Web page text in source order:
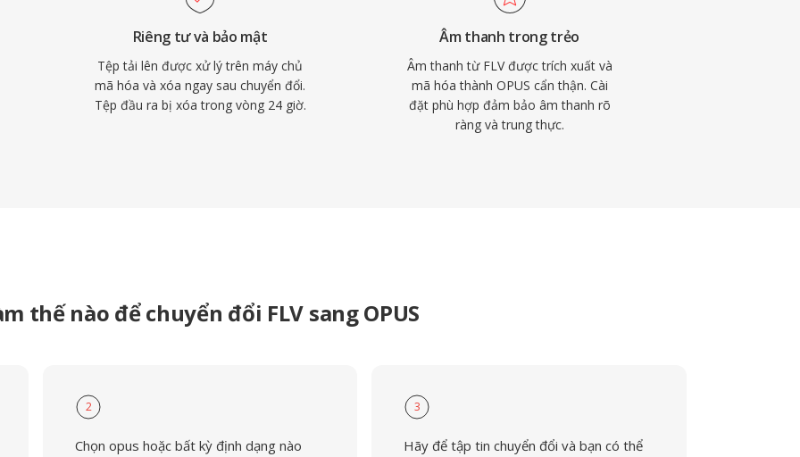
WhatsApp,
cho âm thanh thờiRiêng tư và bảo mật
Tệp tải lên được xử lý trên máy chủ
mã hóa và xóa ngay sau chuyển đổi.
Tệp đầu ra bị xóa trong vòng 24 giờ.
Âm thanh trong trẻo
Âm thanh từ FLV được trích xuất và
mã hóa thành OPUS cẩn thận. Cài
đặt phù hợp đảm bảo âm thanh rõ
ràng và trung thực.
thế nào để chuyển đổi FLV sang OPUS
2
Chọn opus hoặc bất kỳ định dạng nào
3
Hãy để tập tin chuyển đổi và bạn có thể